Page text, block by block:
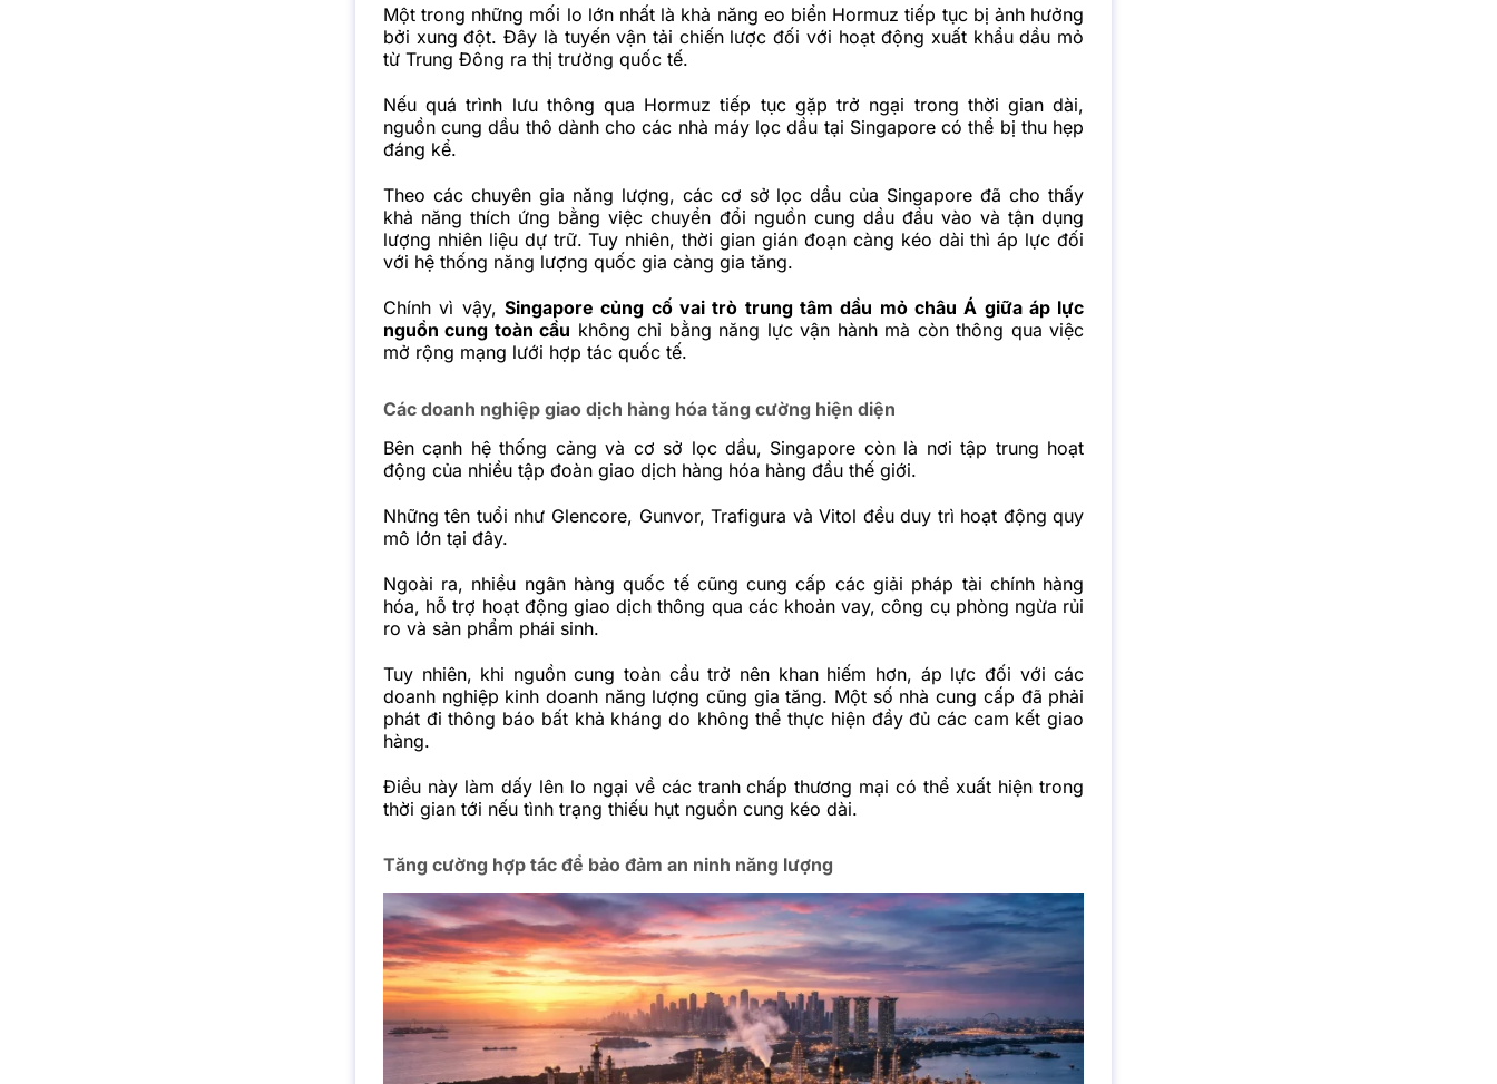
Một trong những mối lo lớn nhất là khả năng eo biển Hormuz tiếp tục bị ảnh hưởng
bởi xung đột. Đây là tuyến vận tải chiến lược đối với hoạt động xuất khẩu dầu mỏ
từ Trung Đông ra thị trường quốc tế.
Nếu quá trình lưu thông qua Hormuz tiếp tục gặp trở ngại trong thời gian dài,
nguồn cung dầu thô dành cho các nhà máy lọc dầu tại Singapore có thể bị thu hẹp
đáng kể.
Theo các chuyên gia năng lượng, các cơ sở lọc dầu của Singapore đã cho thấy
khả năng thích ứng bằng việc chuyển đổi nguồn cung dầu đầu vào và tận dụng
lượng nhiên liệu dự trữ. Tuy nhiên, thời gian gián đoạn càng kéo dài thì áp lực đối
với hệ thống năng lượng quốc gia càng gia tăng.
Chính vì vậy, Singapore củng cố vai trò trung tâm dầu mỏ châu Á giữa áp lực
nguồn cung toàn cầu không chỉ bằng năng lực vận hành mà còn thông qua việc
mở rộng mạng lưới hợp tác quốc tế.
Các doanh nghiệp giao dịch hàng hóa tăng cường hiện diện
Bên cạnh hệ thống cảng và cơ sở lọc dầu, Singapore còn là nơi tập trung hoạt
động của nhiều tập đoàn giao dịch hàng hóa hàng đầu thế giới.
Những tên tuổi như Glencore, Gunvor,Trafigura vàVitol đều duy trì hoạt động quy
mô lớn tại đây.
Ngoài ra, nhiều ngân hàng quốc tế cũng cung cấp các giải pháp tài chính hàng
hóa, hỗ trợ hoạt động giao dịch thông qua các khoản vay, công cụ phòng ngừa rủi
ro và sản phẩm phái sinh.
Tuy nhiên, khi nguồn cung toàn cầu trở nên khan hiếm hơn, áp lực đối với các
doanh nghiệp kinh doanh năng lượng cũng gia tăng. Một số nhà cung cấp đã phải
phát đi thông báo bất khả kháng do không thể thực hiện đầy đủ các cam kết giao
hàng.
Điều này làm dấy lên lo ngại về các tranh chấp thương mại có thể xuất hiện trong
thời gian tới nếu tình trạng thiếu hụt nguồn cung kéo dài.
Tăng cường hợp tác để bảo đảm an ninh năng lượng